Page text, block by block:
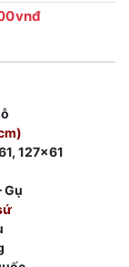
vnđ
127×61
Gụ